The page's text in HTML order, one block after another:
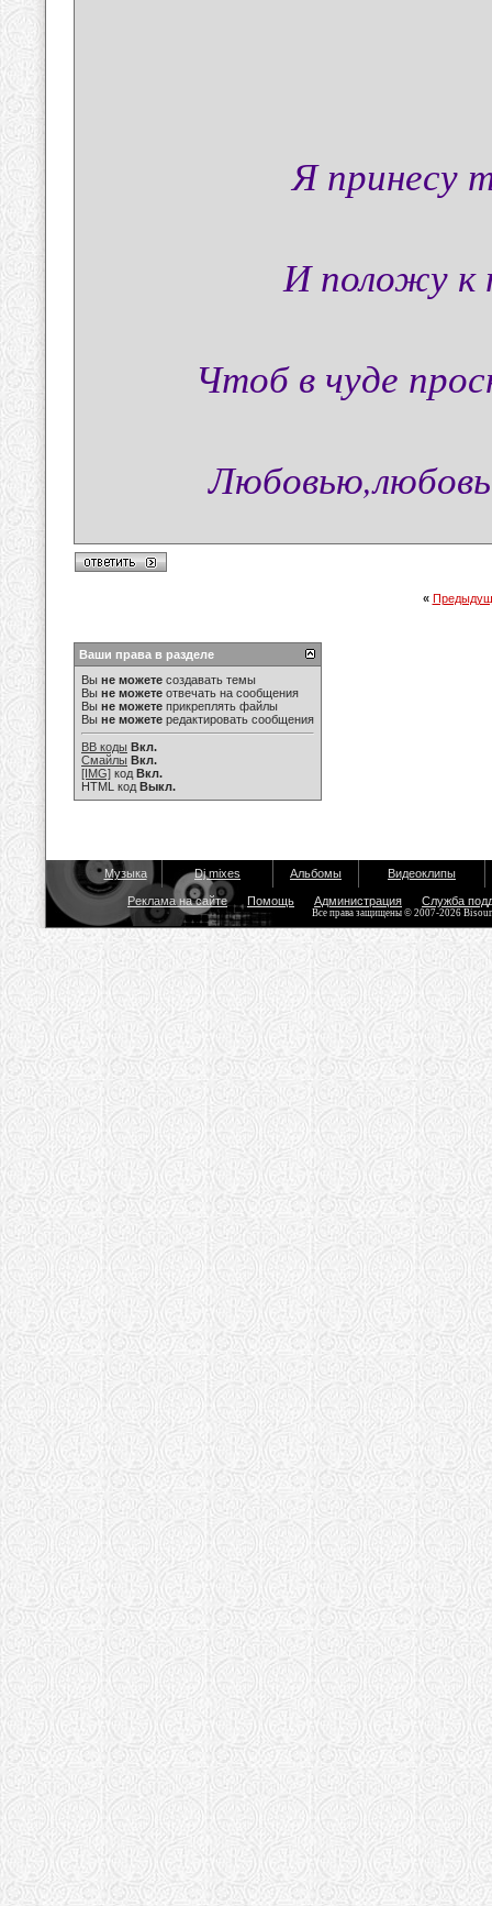
Я принесу
И положу к
Чтоб в чуде
«
Ваши права в разделе
Вы не можете создавать темы
Вы не можете отвечать на сообщения
Вы не можете прикреплять файлы
Вы не можете редактировать сообщения
BB коды Вкл.
Смайлы Вкл.
[IMG] код Вкл.
HTML код Выкл.
Музыка Dj mixes Альбомы Видеоклипы
Реклама на сайте Помощь Администрация Служба
Все права защищены © 2007-2026